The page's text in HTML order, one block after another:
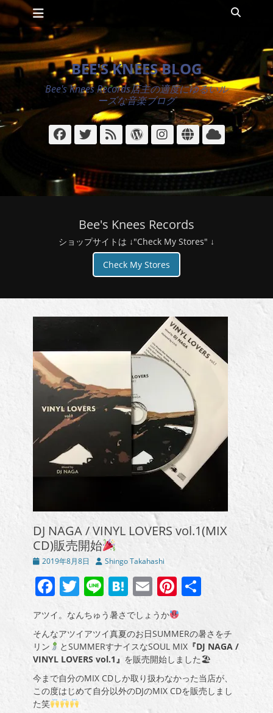
コ
ン
テ
ン
ツ
へ
ッ
プ
メインメニュー
索
BEE'S KNEES BLOG
Bee's Knees Records店主の適度にゆるいル
ーズな音楽ブログ
Facebook
Twitter
ィ
ド
WordPress
Instagram
サ
イ
ク
ラ
ウ
ド
Bee's Knees Records
ショップサイトは ↓"Check My Stores" ↓
Check My Stores
DJ NAGA / VINYL LOVERS vol.1(MIX
CD)販売開始
投
日
2019年8月8日
投
者
Shingo Takahashi
Facebook
Twitter
LineHatena
EmailPinterest
アツイ。なんちゅう暑さでしょうか
そんなアツイアツイ真夏のお日SUMMERの暑さをチ
リン
とSUMMERすナイスなSOUL MIX『DJ NAGA /
VINYL LOVERS vol.1』 を販売開始しました🏖
今まで自分のMIX CDしか取り扱わなかった当店が、
この度はじめて自分以外のDJのMIX CDを販売しまし
た笑